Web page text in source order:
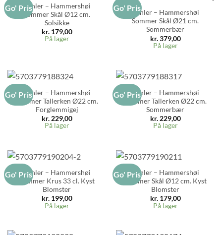
Go' PrisKähler – Hammershøi
Sommer Skål Ø12 cm.
Solsikke
kr.179,00
På lager
Go' Pris
Kähler – Hammershøi
Sommer Skål Ø21 cm.
Sommerbær
kr.379,00
På lager
Go' PrisKähler – Hammershøi
Sommer Tallerken Ø22 cm.
Forglemmigej
kr.229,00
På lager
Go' PrisKähler – Hammershøi
Sommer Tallerken Ø22 cm.
Sommerbær
kr.229,00
På lager
Go' PrisKähler – Hammershøi
Sommer Krus 33 cl. Kyst
Blomster
kr.199,00
På lager
Go' PrisKähler – Hammershøi
Sommer Skål Ø12 cm. Kyst
Blomster
kr.179,00
På lager